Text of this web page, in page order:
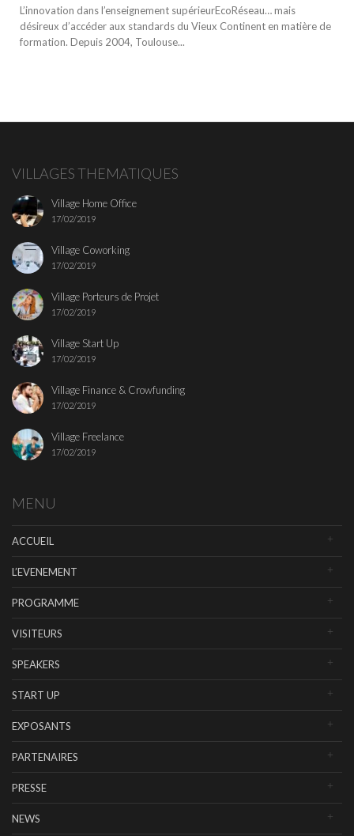
L’innovation dans l’enseignement supérieurEcoRéseau… mais
désireux d’accéder aux standards du Vieux Continent en matière de
formation. Depuis 2004, Toulouse...
VILLAGES THEMATIQUES
Village Home Office
17/02/2019
Village Coworking
17/02/2019
Village Porteurs de Projet
17/02/2019
Village Start Up
17/02/2019
Village Finance & Crowfunding
17/02/2019
Village Freelance
17/02/2019
MENU
ACCUEIL
L’EVENEMENT
PROGRAMME
VISITEURS
SPEAKERS
START UP
EXPOSANTS
PARTENAIRES
PRESSE
NEWS